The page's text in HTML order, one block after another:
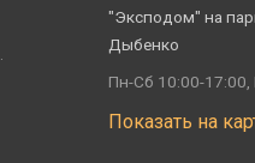
"Эксподом" на
Дыбенко
Пн-Сб 10:00-17:00,
Показать на